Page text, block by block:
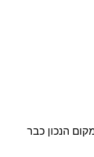
הנכון כבר